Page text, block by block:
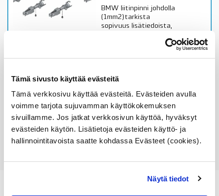
Tämä sivusto käyttää evästeitä
Tämä verkkosivu käyttää evästeitä. Evästeiden avulla
voimme tarjota sujuvamman käyttökokemuksen
sivuillamme. Jos jatkat verkkosivun käyttöä, hyväksyt
evästeiden käytön. Lisätietoja evästeiden käyttö- ja
hallinnointitavoista saatte kohdassa Evästeet (cookies).
Näytä tiedot
BMW liitinpinni johdolla
(1mm2)tarkista
sopivuus lisätiedoista,
toimitusaika 1-3pv
3,33
Lisää ostoskoriin
Katso osan tiedot